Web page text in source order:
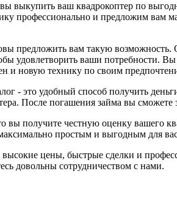
выкупить ваш квадрокоптер по
профессионально и предложим вам
предложить вам такую
удовлетворить ваши потребности.
и новую технику по своим
- это удобный способ получить
После погашения займа вы сможете
получите честную оценку вашего
простым и выгодным для
цены, быстрые сделки и
довольны сотрудничеством с нами.